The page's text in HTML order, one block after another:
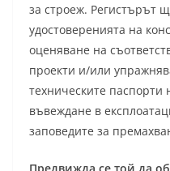
за строеж. Регистърът
удостоверенията на
оценяване на
проекти и/или
техническите паспорти
въвеждане в
заповедите за